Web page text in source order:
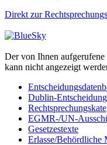
Direkt zur
Der von Ihnen
kann nicht angezeigt
Dublin-
EGMR-/UN-
Gesetzestexte
Erlasse/Behördliche